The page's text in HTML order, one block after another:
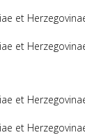
et
et
et
et